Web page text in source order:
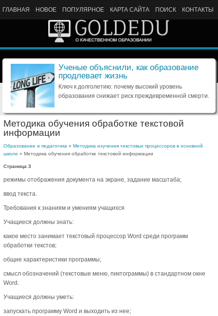
ГЛАВНАЯ НОВОЕ ПОПУЛЯРНОЕ КАРТА САЙТА ПОИСК КОНТАКТЫ
Ученые объяснили, как образование
продлевает жизнь
Ключ к долголетию: почему высокий уровень
образования снижает риск преждевременной смерти.
Методика обучения обработке текстовой
информации
Образование и педагогика » Методика изучения текстовых процессоров в основной
школе » Методика обучения обработке текстовой информации
Страница 3
режимы отображения документа на экране, задание масштаба;
ввод текста.
Требования к знаниям и умениям учащихся
Учащиеся должны знать:
какое место занимает текстовый процессор Word среди программ
обработки текстов;
общие характеристики программы;
смысл обозначений (текстовые меню, пиктограммы) в стандартном окне
Word.
Учащиеся должны уметь:
запускать программу Word и выходить из нее;